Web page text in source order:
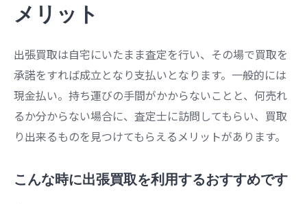
メリット
出張買取は自宅にいたまま査定を行い、その場で買取を
承諾をすれば成立となり支払いとなります。一般的には
現金払い。持ち運びの手間がかからないことと、何売れ
るか分からない場合に、査定士に訪問してもらい、買取
り出来るものを見つけてもらえるメリットがあります。
こんな時に出張買取を利用するおすすめです